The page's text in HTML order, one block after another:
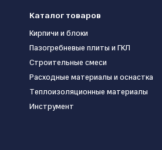
Каталог товаров
Кирпичи и блоки
Пазогребневые плиты и ГКЛ
Строительные смеси
Расходные материалы и оснастка
Теплоизоляционные материалы
Инструмент